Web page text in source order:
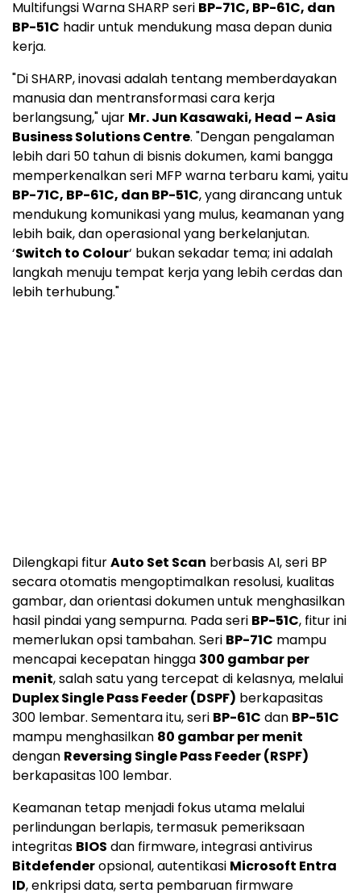
Multifungsi Warna SHARP seri BP-71C, BP-61C, dan
BP-51C hadir untuk mendukung masa depan dunia
kerja.
"Di SHARP, inovasi adalah tentang memberdayakan
manusia dan mentransformasi cara kerja
berlangsung," ujar Mr. Jun Kasawaki, Head – Asia
Business Solutions Centre. "Dengan pengalaman
lebih dari 50 tahun di bisnis dokumen, kami bangga
memperkenalkan seri MFP warna terbaru kami, yaitu
BP-71C, BP-61C, dan BP-51C, yang dirancang untuk
mendukung komunikasi yang mulus, keamanan yang
lebih baik, dan operasional yang berkelanjutan.
‘Switch to Colour‘ bukan sekadar tema; ini adalah
langkah menuju tempat kerja yang lebih cerdas dan
lebih terhubung."
Dilengkapi fiturAuto Set Scan berbasis AI, seri BP
secara otomatis mengoptimalkan resolusi, kualitas
gambar, dan orientasi dokumen untuk menghasilkan
hasil pindai yang sempurna. Pada seri BP-51C, fitur ini
memerlukan opsi tambahan. Seri BP-71C mampu
mencapai kecepatan hingga 300 gambar per
menit, salah satu yang tercepat di kelasnya, melalui
Duplex Single Pass Feeder (DSPF) berkapasitas
300 lembar. Sementara itu, seri BP-61C dan BP-51C
mampu menghasilkan 80 gambar per menit
dengan Reversing Single Pass Feeder (RSPF)
berkapasitas 100 lembar.
Keamanan tetap menjadi fokus utama melalui
perlindungan berlapis, termasuk pemeriksaan
integritas BIOS dan firmware, integrasi antivirus
Bitdefenderopsional, autentikasi Microsoft Entra
ID, enkripsi data, serta pembaruan firmware